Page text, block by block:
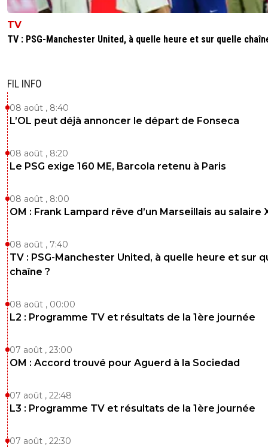
TV
TV : PSG-Manchester United, à quelle heure et sur quelle
FIL INFO
08 août , 8:40
L’OL peut déjà annoncer le départ de Fonseca
08 août , 8:20
Le PSG exige 160 ME, Barcola retenu à Paris
08 août , 8:00
OM : Frank Lampard rêve d’un Marseillais au salaire
08 août , 7:40
TV : PSG-Manchester United, à quelle heure et sur
chaîne ?
08 août , 00:00
L2 : Programme TV et résultats de la 1ère journée
07 août , 23:00
OM : Accord trouvé pour Aguerd à la Sociedad
07 août , 22:48
L3 : Programme TV et résultats de la 1ère journée
07 août , 22:30